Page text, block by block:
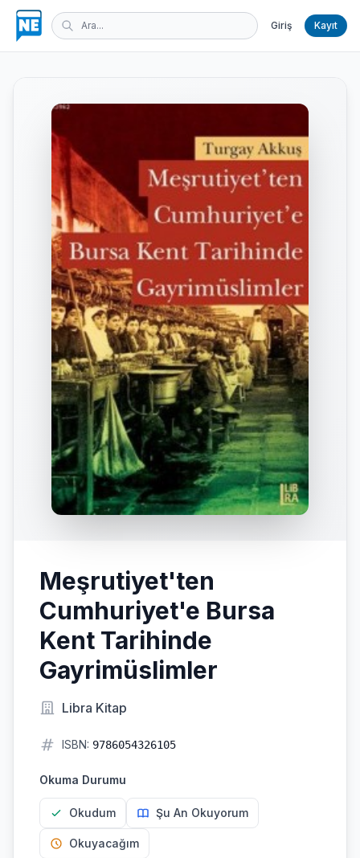
Giriş Kayıt
Meşrutiyet'ten
Cumhuriyet'e Bursa
Kent Tarihinde
Gayrimüslimler
Libra Kitap
ISBN: 9786054326105
Okuma Durumu
Okudum Şu An Okuyorum
Okuyacağım